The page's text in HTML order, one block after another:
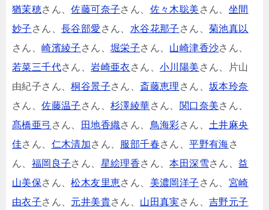
猶茉穂さん、佐藤可奈子さん、 佐々木聡美 さん、 坐間
妙子 さん、長谷部愛 さん、 水谷花那子 さん、菊池真以
さん、崎濱綾子 さん、堀栄子さん、 山崎津香沙さん、
若菜三千代さん、岩崎亜衣 さん、小川陽美 さん、片山
由紀子さん、桐谷景子さん、 斎藤恵理 さん、坂本玲奈
さん、佐藤温子 さん、杉澤綾華さん、 関口奈美さん、
髙橋亜弓 さん、 田地香織さん、 鳥海彩さん、 土井麻央
佳さん、 仁木清加さん、 服部千春さん、平野有海さ
ん、 福岡良子さん、 星絵理香さん、本田深雪さん、益
山美保さん、松木友里恵さん、 美濃岡洋子 さん、 宮崎
由衣子さん、 元井美貴さん、 山田真実 さん、吉野元子